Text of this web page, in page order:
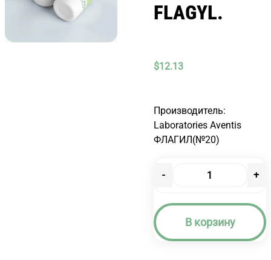
FLAGYL.
$12.13
Производитель:
Laboratories Aventis
ФЛАГИЛ(№20)
-
ФЛАГИЛ
ТАБ
250
+
В корзину